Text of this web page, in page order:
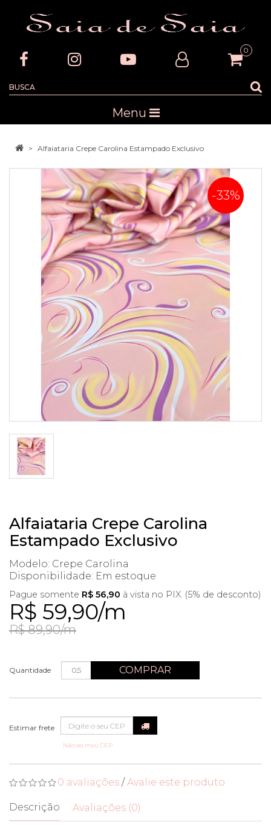
0
Menu
Alfaiataria Crepe Carolina Estampado Exclusivo
-33%
Alfaiataria Crepe Carolina
Estampado Exclusivo
Modelo: Crepe Carolina
Disponibilidade: Em estoque
R$ 59,90/m
R$ 89,90/m
Pague somente R$ 56,90 à vista no PIX. (5% de desconto)
Quantidade COMPRAR
Não sei meu CEP
0 avaliações /Avalie este produto
Descrição Avaliações (0)